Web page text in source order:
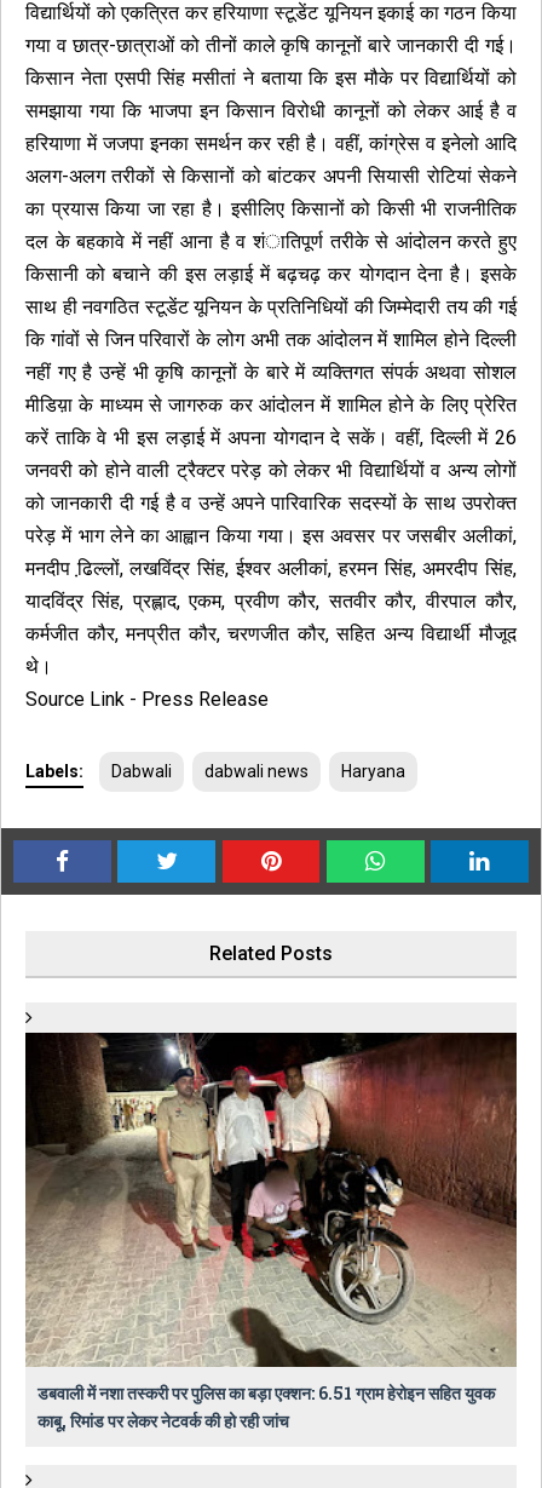
विद्यार्थियों को एकत्रित कर हरियाणा स्टूडेंट यूनियन इकाई का गठन किया
गया व छात्र-छात्राओं को तीनों काले कृषि कानूनों बारे जानकारी दी गई।
किसान नेता एसपी सिंह मसीतां ने बताया कि इस मौके पर विद्यार्थियों को
समझाया गया कि भाजपा इन किसान विरोधी कानूनों को लेकर आई है व
हरियाणा में जजपा इनका समर्थन कर रही है। वहीं, कांग्रेस व इनेलो आदि
अलग-अलग तरीकों से किसानों को बांटकर अपनी सियासी रोटियां सेकने
का प्रयास किया जा रहा है। इसीलिए किसानों को किसी भी राजनीतिक
दल के बहकावे में नहीं आना है व शंातिपूर्ण तरीके से आंदोलन करते हुए
किसानी को बचाने की इस लड़ाई में बढ़चढ़ कर योगदान देना है। इसके
साथ ही नवगठित स्टूडेंट यूनियन के प्रतिनिधियों की जिम्मेदारी तय की गई
कि गांवों से जिन परिवारों के लोग अभी तक आंदोलन में शामिल होने दिल्ली
नहीं गए है उन्हें भी कृषि कानूनों के बारे में व्यक्तिगत संपर्क अथवा सोशल
मीडिय़ा के माध्यम से जागरुक कर आंदोलन में शामिल होने के लिए प्रेरित
करें ताकि वे भी इस लड़ाई में अपना योगदान दे सकें। वहीं, दिल्ली में 26
जनवरी को होने वाली ट्रैक्टर परेड़ को लेकर भी विद्यार्थियों व अन्य लोगों
को जानकारी दी गई है व उन्हें अपने पारिवारिक सदस्यों के साथ उपरोक्त
परेड़ में भाग लेने का आह्वान किया गया। इस अवसर पर जसबीर अलीकां,
मनदीप ढि़ल्लों, लखविंद्र सिंह, ईश्वर अलीकां, हरमन सिंह, अमरदीप सिंह,
यादविंद्र सिंह, प्रह्लाद, एकम, प्रवीण कौर, सतवीर कौर, वीरपाल कौर,
कर्मजीत कौर, मनप्रीत कौर, चरणजीत कौर, सहित अन्य विद्यार्थी मौजूद
थे।
Source Link - Press Release
Labels: Dabwali dabwali news Haryana
Related Posts
डबवाली में नशा तस्करी पर पुलिस का बड़ा एक्शन: 6.51 ग्राम हेरोइन सहित युवक
काबू, रिमांड पर लेकर नेटवर्क की हो रही जांच